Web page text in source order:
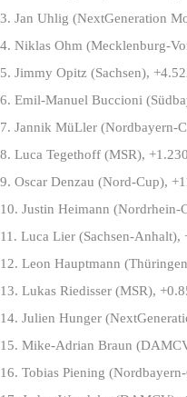
3. Jan Uhlig (NextGeneration
4. Niklas Ohm (Mecklenburg-
5. Jimmy Opitz (Sachsen),
6. Emil-Manuel Buccioni
7. Jannik MüLler (Nordbayern-
8. Luca Tegethoff (MSR), +1.230
9. Oscar Denzau (Nord-Cup),
10. Justin Heimann (Nordrhein-
11. Luca Lier (Sachsen-Anhalt),
12. Leon Hauptmann
13. Lukas Riedisser (MSR),
14. Julien Hunger
15. Mike-Adrian Braun
16. Tobias Piening